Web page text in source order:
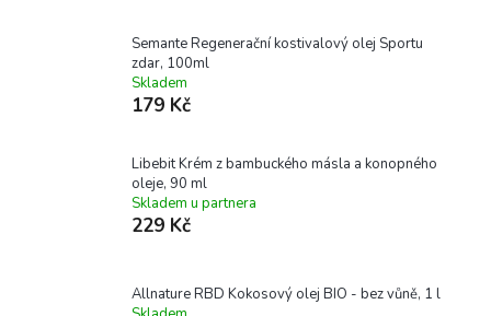
Semante Regenerační kostivalový olej Sportu
zdar, 100ml
Skladem
179 Kč
Libebit Krém z bambuckého másla a konopného
oleje, 90 ml
Skladem u partnera
229 Kč
Allnature RBD Kokosový olej BIO - bez vůně, 1 l